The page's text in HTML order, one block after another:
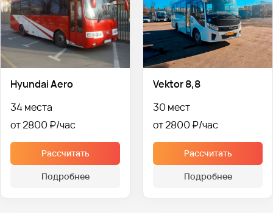
Hyundai Aero
34 места
от 2800 ₽
Рассчитать
Подробнее
Vektor 8,8
30 мест
от 2800 ₽
Рассчитать
Подробнее